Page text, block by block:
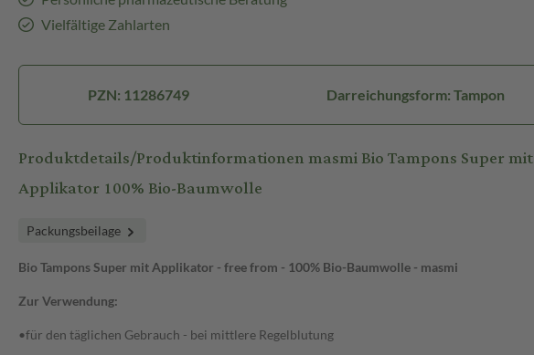
Vielfältige Zahlarten
PZN: 11286749 Darreichungsform: Tampon
Produktdetails/Produktinformationen masmi Bio Tampons Super mit
Applikator 100% Bio-Baumwolle
Packungsbeilage
Bio Tampons Super mit Applikator - free from - 100% Bio-Baumwolle - masmi
Zur Verwendung:
•für den täglichen Gebrauch - bei mittlere Regelblutung